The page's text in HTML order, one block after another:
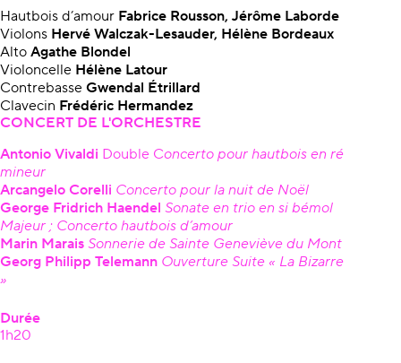
Hautbois d’amour Fabrice Rousson, Jérôme Laborde
Violons Hervé Walczak-Lesauder, Hélène Bordeaux
Alto Agathe Blondel
Violoncelle Hélène Latour
Contrebasse Gwendal Étrillard
Clavecin Frédéric Hermandez
CONCERT DE L'ORCHESTRE
Antonio Vivaldi Double Concerto pour hautbois en ré
mineur
Arcangelo Corelli Concerto pour la nuit de Noël
George Fridrich Haendel Sonate en trio en si bémol
Majeur ; Concerto hautbois d’amour
Marin Marais Sonnerie de Sainte Geneviève du Mont
Georg Philipp Telemann Ouverture Suite « La Bizarre
»
Durée
1h20